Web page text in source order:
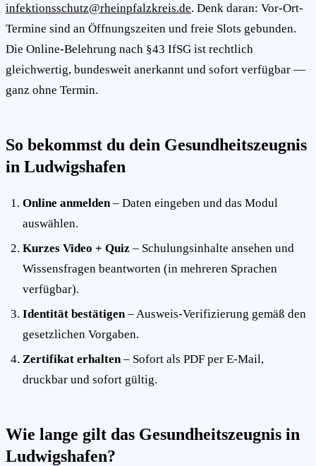
infektionsschutz@rheinpfalzkreis.de. Denk daran: Vor-Ort-
Termine sind an Öffnungszeiten und freie Slots gebunden.
Die Online-Belehrung nach §43 IfSG ist rechtlich
gleichwertig, bundesweit anerkannt und sofort verfügbar —
ganz ohne Termin.
So bekommst du dein Gesundheitszeugnis
in Ludwigshafen
Online anmelden– Daten eingeben und das Modul
auswählen.
Kurzes Video + Quiz – Schulungsinhalte ansehen und
Wissensfragen beantworten (in mehreren Sprachen
verfügbar).
Identität bestätigen– Ausweis-Verifizierung gemäß den
gesetzlichen Vorgaben.
Zertifikat erhalten – Sofort als PDF per E-Mail,
druckbar und sofort gültig.
Wie lange gilt das Gesundheitszeugnis in
Ludwigshafen?